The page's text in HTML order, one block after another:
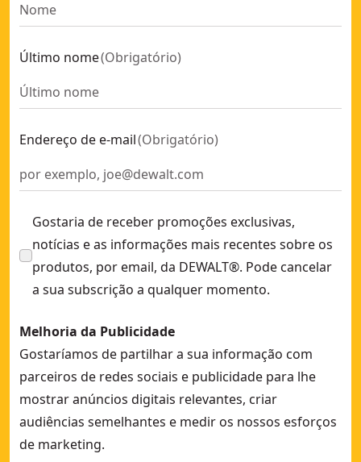
Último nome(Obrigatório)
Endereço de e-mail(Obrigatório)
Gostaria de receber promoções exclusivas,
notícias e as informações mais recentes sobre os
produtos, por email, da DEWALT®. Pode cancelar
a sua subscrição a qualquer momento.
Melhoria da Publicidade
Gostaríamos de partilhar a sua informação com
parceiros de redes sociais e publicidade para lhe
mostrar anúncios digitais relevantes, criar
audiências semelhantes e medir os nossos esforços
de marketing.